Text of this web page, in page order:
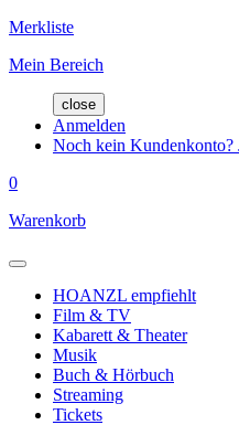
Merkliste
Mein Bereich
close
Anmelden
Noch kein Kundenkonto?
0
Warenkorb
HOANZL empfiehlt
Film & TV
Kabarett & Theater
Musik
Buch & Hörbuch
Streaming
Tickets